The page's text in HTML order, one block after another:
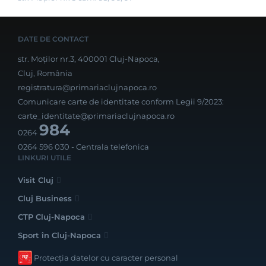
DATE DE CONTACT
str. Moților nr.3, 400001 Cluj-Napoca,
Cluj, România
registratura@primariaclujnapoca.ro
Comunicare carte de identitate conform Legii 9/2023:
carte_identitate@primariaclujnapoca.ro
0264984
0264 596 030 - Centrala telefonica
LINKURI UTILE
Visit Cluj
Cluj Business
CTP Cluj-Napoca
Sport în Cluj-Napoca
Protecția datelor cu caracter personal